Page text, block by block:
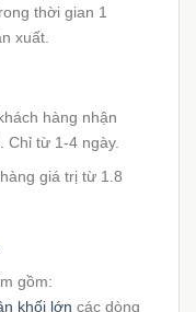
thời gian 1
xuất.
hàng nhận
Chỉ từ 1-4 ngày.
giá trị từ 1.8
gồm:
khối lớn các dòng